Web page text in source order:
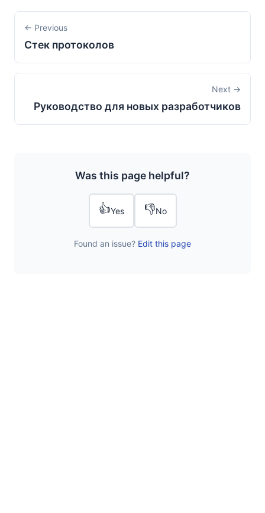
← Previous
Стек протоколов
Next →
Руководство для новых разработчиков
Was this page helpful?
👍Yes 👎No
Found an issue? Edit this page